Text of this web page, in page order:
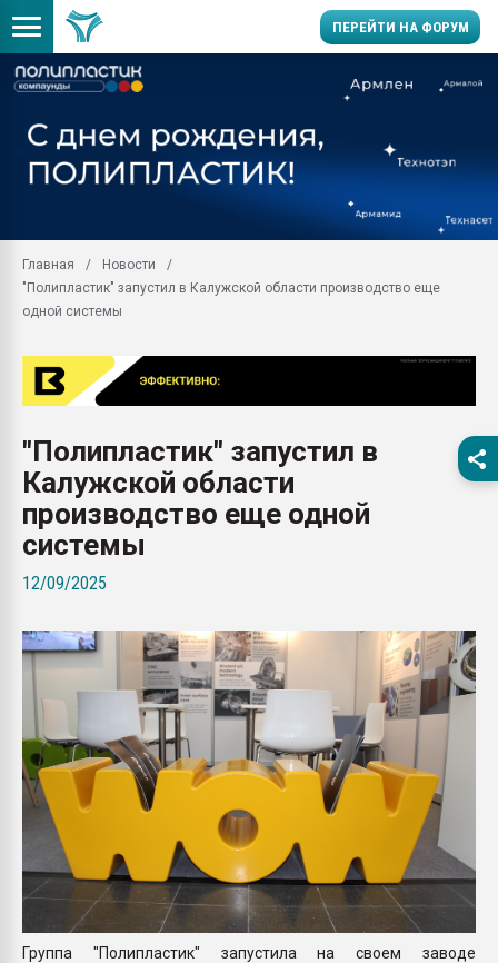
ПЕРЕЙТИ НА ФОРУМ
заводу пластмасс"
первый план в
28.07.2026
ситуацией на
Всё, что касается
Главная
Новости
"Полипластик" запустил в Калужской области производство еще
одной системы
"Полипластик" запустил в
Калужской области
производство еще одной
системы
12/09/2025
Группа "Полипластик" запустила на своем заводе